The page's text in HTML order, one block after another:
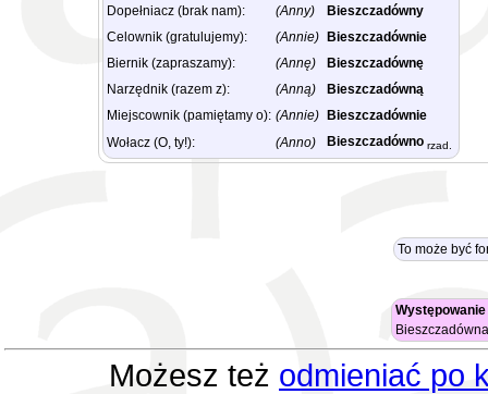
Dopełniacz (brak nam):
(Anny)
Bieszczadówny
Celownik (gratulujemy):
(Annie)
Bieszczadównie
Biernik (zapraszamy):
(Annę)
Bieszczadównę
Narzędnik (razem z):
(Anną)
Bieszczadówną
Miejscownik (pamiętamy o): (Annie)
Bieszczadównie
Wołacz (O, ty!):
(Anno) Bieszczadówno rzad.
To może być
Występowanie
Możesz też odmieniać po